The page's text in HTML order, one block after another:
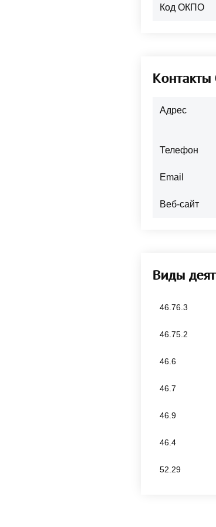
Код ОКПО
Адрес
Телефон
Email
Веб-сайт
Виды
46.76.3
46.75.2
46.6
46.7
46.9
46.4
52.29